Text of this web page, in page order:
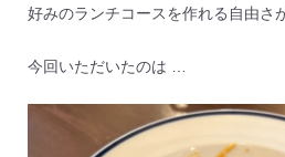
好みのランチコースを作れる自由さ
今回いただいたのは …